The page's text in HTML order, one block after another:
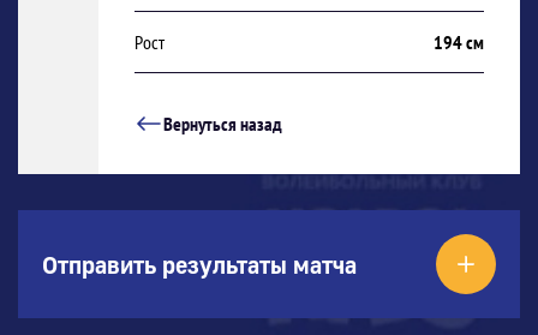
Рост 194 см
Вернуться назад
Отправить результаты матча